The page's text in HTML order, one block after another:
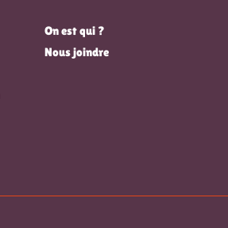
On est qui ?
Nous joindre